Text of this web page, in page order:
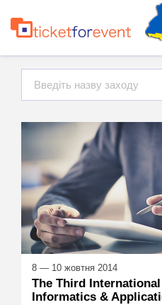
8 — 10 жовтня 2014
The Third
Informatics &